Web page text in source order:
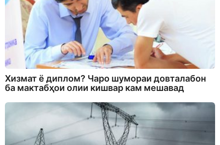
Хизмат ё диплом? Чаро шумораи довталабон
ба мактабҳои олии кишвар кам мешавад